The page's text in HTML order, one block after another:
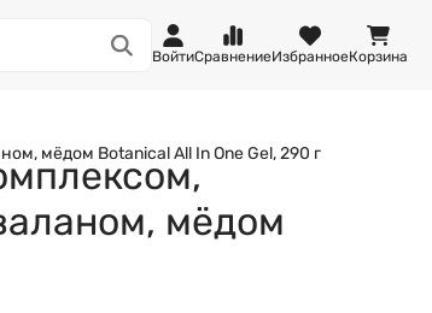
ВойтиСравнениеИзбранноеКорзина
мёдом Botanical All In One Gel, 290 г
мёдом